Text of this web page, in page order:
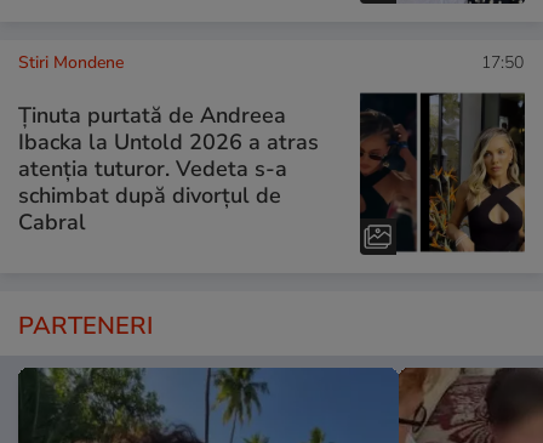
Stiri Mondene 17:50
Ținuta purtată de Andreea
Ibacka la Untold 2026 a atras
atenția tuturor. Vedeta s-a
schimbat după divorțul de
Cabral
PARTENERI